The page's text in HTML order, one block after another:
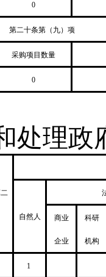
0
第二十条第（九）项
采购项目数量
0
处理政
自然人 商业
企业
科研
机构
1